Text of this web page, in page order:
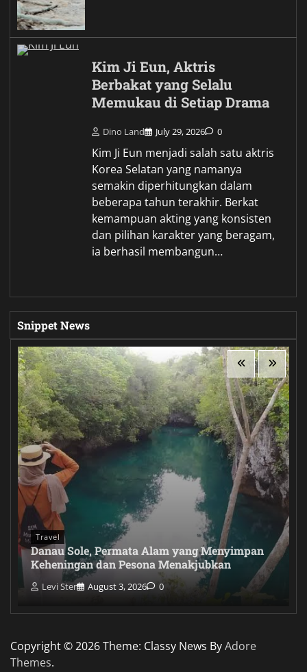
Kim Ji Eun, Aktris
Berbakat yang Selalu
Memukau di Setiap Drama
Dino Land July 29, 2026 0
Kim Ji Eun menjadi salah satu aktris
Korea Selatan yang namanya
semakin diperhitungkan dalam
beberapa tahun terakhir. Berkat
kemampuan akting yang konsisten
dan pilihan karakter yang beragam,
ia berhasil membangun…
Snippet News
Travel
Danau Sole, Permata Alam yang Menyimpan
Keheningan dan Pesona Menakjubkan
Levi Ster August 3, 2026 0
Copyright © 2026Theme: Classy News ByAdore
Themes.